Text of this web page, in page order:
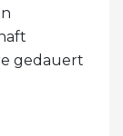
gedauert